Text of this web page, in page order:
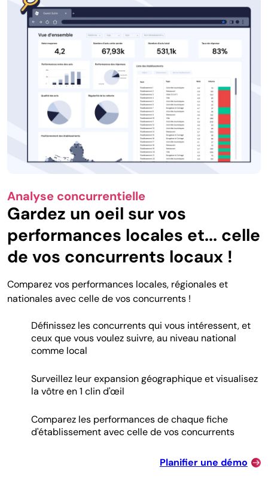
Analyse concurrentielle
Gardez un oeil sur vos
performances locales et... celle
de vos concurrents locaux !
Comparez vos performances locales, régionales et
nationales avec celle de vos concurrents !
Définissez les concurrents qui vous intéressent, et
ceux que vous voulez suivre, au niveau national
comme local
Surveillez leur expansion géographique et visualisez
la vôtre en 1 clin d'œil
Comparez les performances de chaque fiche
d'établissement avec celle de vos concurrents
Planifier une démo